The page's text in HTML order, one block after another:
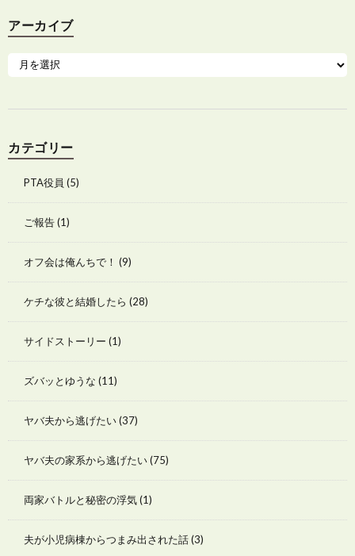
アーカイブ
カテゴリー
PTA役員 (5)
ご報告(1)
オフ会は俺んちで！ (9)
ケチな彼と結婚したら (28)
サイドストーリー (1)
ズバッとゆうな (11)
ヤバ夫から逃げたい(37)
ヤバ夫の家系から逃げたい(75)
両家バトルと秘密の浮気(1)
夫が小児病棟からつまみ出された話(3)